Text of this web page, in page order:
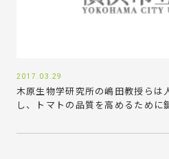
2017.03.29
木原生物学研究所の嶋田教授らは
し、トマトの品質を高めるために